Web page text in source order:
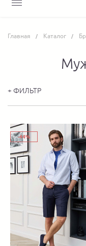
Главная Каталог
+ ФИЛЬТР
-44%